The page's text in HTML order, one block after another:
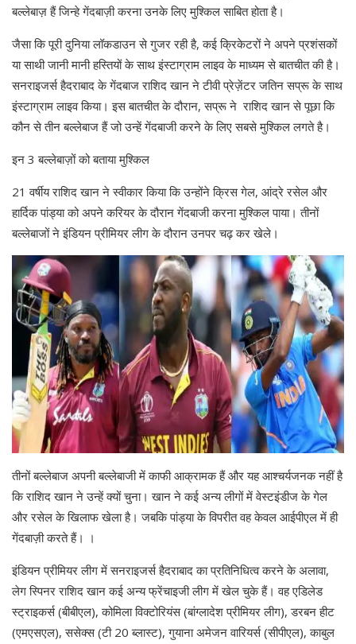
बल्लेबाज़ हैं जिन्हे गेंदबाज़ी करना उनके लिए मुश्किल साबित होता है।
जैसा कि पूरी दुनिया लॉकडाउन से गुजर रही है, कई क्रिकेटरों ने अपने प्रशंसकों
या साथी जानी मानी हस्तियों के साथ इंस्टाग्राम लाइव के माध्यम से बातचीत की है।
सनराइजर्स हैदराबाद के गेंदबाज राशिद खान ने टीवी प्रेज़ेंटर जतिन सप्रू के साथ
इंस्टाग्राम लाइव किया। इस बातचीत के दौरान, सप्रू ने राशिद खान से पूछा कि
कौन से तीन बल्लेबाज हैं जो उन्हें गेंदबाजी करने के लिए सबसे मुश्किल लगते है।
इन 3 बल्लेबाज़ों को बताया मुश्किल
21 वर्षीय राशिद खान ने स्वीकार किया कि उन्होंने क्रिस गेल, आंद्रे रसेल और
हार्दिक पांड्या को अपने करियर के दौरान गेंदबाजी करना मुश्किल पाया। तीनों
बल्लेबाजों ने इंडियन प्रीमियर लीग के दौरान उनपर चढ़ कर खेले।
तीनों बल्लेबाज अपनी बल्लेबाजी में काफी आक्रामक हैं और यह आश्चर्यजनक नहीं है
कि राशिद खान ने उन्हें क्यों चुना। खान ने कई अन्य लीगों में वेस्टइंडीज के गेल
और रसेल के खिलाफ खेला है। जबकि पांड्या के विपरीत वह केवल आईपीएल में ही
गेंदबाज़ी करते हैं। ।
इंडियन प्रीमियर लीग में सनराइजर्स हैदराबाद का प्रतिनिधित्व करने के अलावा,
लेग स्पिनर राशिद खान कई अन्य फ्रेंचाइजी लीग में खेल चुके हैं। वह एडिलेड
स्ट्राइकर्स (बीबीएल), कोमिला विक्टोरियंस (बांग्लादेश प्रीमियर लीग), डरबन हीट
(एमएसएल), ससेक्स (टी 20 ब्लास्ट), गुयाना अमेजन वारियर्स (सीपीएल), काबुल